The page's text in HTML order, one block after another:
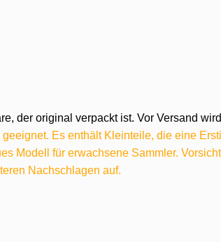
der original verpackt ist. Vor Versand
Es enthält Kleinteile, die eine
Modell für erwachsene Sammler.
Nachschlagen auf.